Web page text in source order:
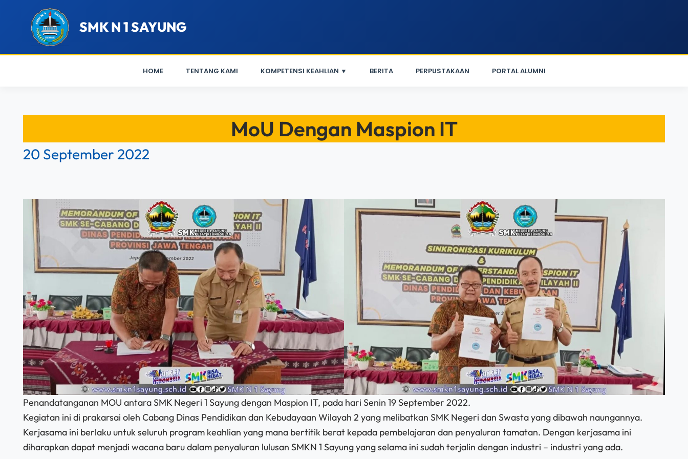
SMK N 1 SAYUNG
HOME TENTANG KAMI KOMPETENSI KEAHLIAN ▼ BERITA PERPUSTAKAAN PORTAL ALUMNI
MoU Dengan Maspion IT
20 September 2022
Penandatanganan MOU antara SMK Negeri 1 Sayung dengan Maspion IT, pada hari Senin 19 September 2022.
Kegiatan ini di prakarsai oleh Cabang Dinas Pendidikan dan Kebudayaan Wilayah 2 yang melibatkan SMK Negeri dan Swasta yang dibawah naungannya.
Kerjasama ini berlaku untuk seluruh program keahlian yang mana bertitik berat kepada pembelajaran dan penyaluran tamatan. Dengan kerjasama ini
diharapkan dapat menjadi wacana baru dalam penyaluran lulusan SMKN 1 Sayung yang selama ini sudah terjalin dengan industri – industri yang ada.